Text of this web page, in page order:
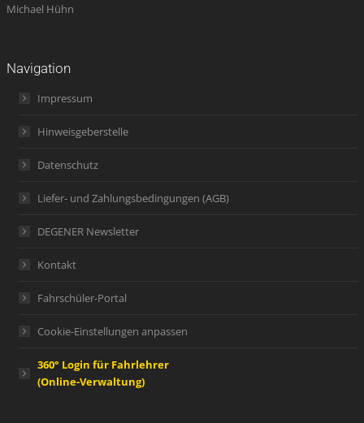
Michael Hühn
Navigation
Impressum
Hinweisgeberstelle
Datenschutz
Liefer- und Zahlungsbedingungen (AGB)
DEGENER Newsletter
Kontakt
Fahrschüler-Portal
Cookie-Einstellungen anpassen
360° Login für Fahrlehrer
(Online-Verwaltung)